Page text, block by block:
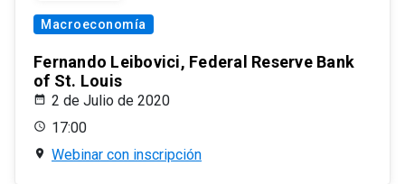
Macroeconomía
Fernando Leibovici, Federal Reserve Bank
of St. Louis
2 de Julio de 2020
17:00
Webinar con inscripción